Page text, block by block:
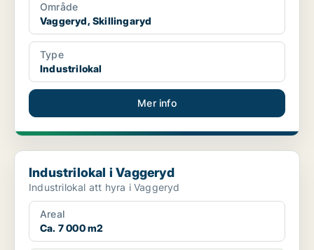
Område
Vaggeryd, Skillingaryd
Type
Industrilokal
Mer info
Industrilokal i Vaggeryd
Industrilokal i Vaggeryd
Industrilokal att hyra i Vaggeryd
Areal
Ca. 7 000 m2